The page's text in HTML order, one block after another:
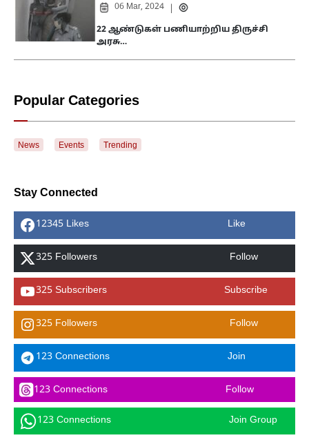
06 Mar, 2024
22 ஆண்டுகள் பணியாற்றிய திருச்சி
அரசு…
Popular Categories
News Events Trending
Stay Connected
12345 Likes Like
325 Followers Follow
325 Subscribers Subscribe
325 Followers Follow
123 Connections Join
123 Connections Follow
123 Connections Join Group